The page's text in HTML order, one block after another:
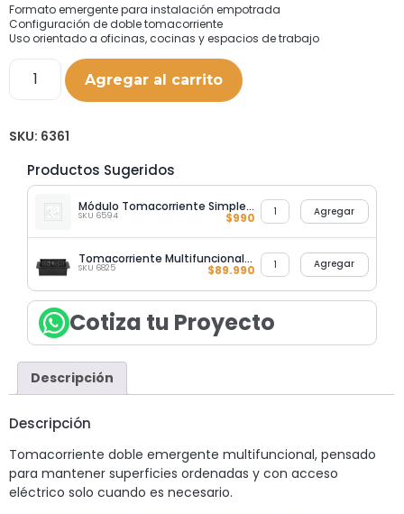
Formato emergente para instalación empotrada
Configuración de doble tomacorriente
Uso orientado a oficinas, cocinas y espacios de trabajo
Agregar al carrito
SKU: 6361
Productos Sugeridos
Módulo Tomacorriente Simple 10A/250V Ultrasmart Black
SKU 6594 $990 Agregar
Tomacorriente Multifuncional Multimedia Emergente
SKU 6825 $89.990 Agregar
Cotiza tu Proyecto
Descripción
Descripción
Tomacorriente doble emergente multifuncional, pensado
para mantener superficies ordenadas y con acceso
eléctrico solo cuando es necesario.